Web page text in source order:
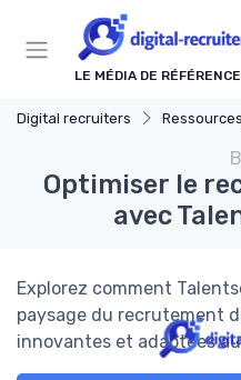
LE MÉDIA DE
Digital recruiters Ressources
Optimiser le
avec
Explorez comment
paysage du recrutement
innovantes et adaptées
Panneau de gestion des